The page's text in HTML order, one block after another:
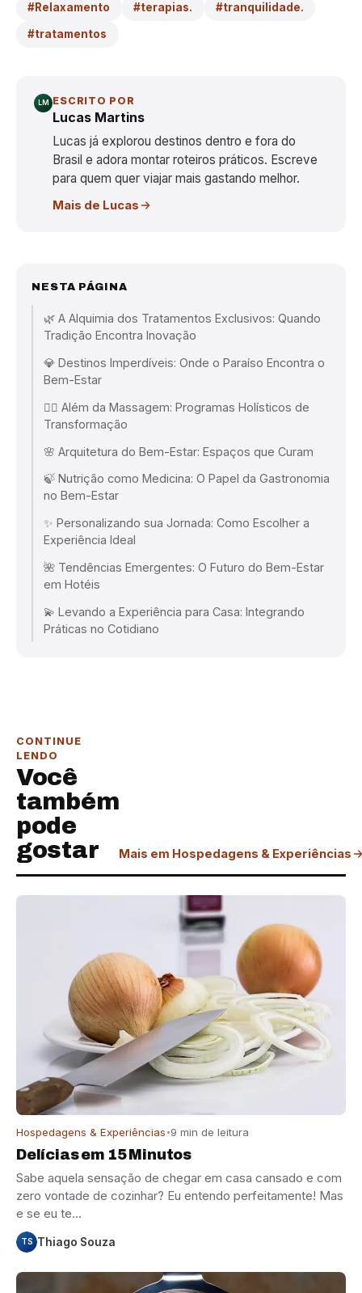
#Relaxamento #terapias. #tranquilidade.
#tratamentos
LM ESCRITO POR
Lucas Martins
Lucas já explorou destinos dentro e fora do
Brasil e adora montar roteiros práticos. Escreve
para quem quer viajar mais gastando melhor.
Mais de Lucas
NESTA PÁGINA
🌿 A Alquimia dos Tratamentos Exclusivos: Quando
Tradição Encontra Inovação
💎 Destinos Imperdíveis: Onde o Paraíso Encontra o
Bem-Estar
🧘‍♀️ Além da Massagem: Programas Holísticos de
Transformação
🌸 Arquitetura do Bem-Estar: Espaços que Curam
🍃 Nutrição como Medicina: O Papel da Gastronomia
no Bem-Estar
✨ Personalizando sua Jornada: Como Escolher a
Experiência Ideal
🌺 Tendências Emergentes: O Futuro do Bem-Estar
em Hotéis
💫 Levando a Experiência para Casa: Integrando
Práticas no Cotidiano
CONTINUE
LENDO
Você
também
pode
gostar
Mais em Hospedagens & Experiências
Hospedagens & Experiências 9 min de leitura
Delícias em 15 Minutos
Sabe aquela sensação de chegar em casa cansado e com
zero vontade de cozinhar? Eu entendo perfeitamente! Mas
e se eu te…
TS Thiago Souza